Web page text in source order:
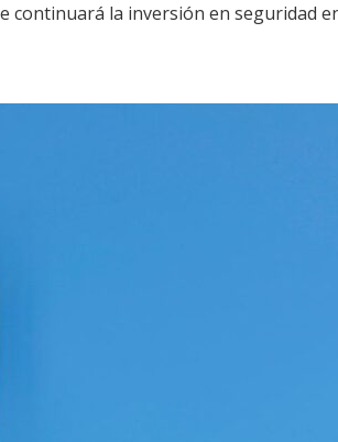
continuará la inversión en seguridad